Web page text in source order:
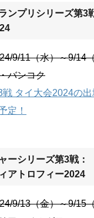
ンプリシリーズ第3
9/11（水）～9/14
バンコク
戦 タイ大会2024の出
定！
ーシリーズ第3戦：
アトロフィー2024
9/13（金）～9/15